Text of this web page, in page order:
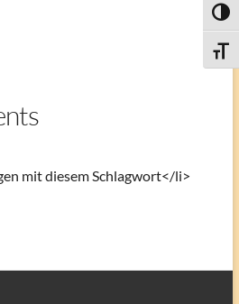
mit diesem Schlagwort</li>